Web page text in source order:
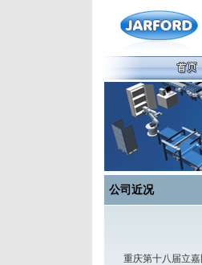
公司近况
重庆第十八届立